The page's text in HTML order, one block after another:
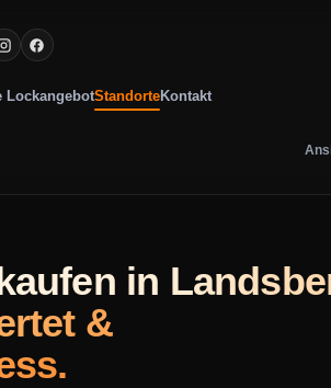
LockangebotStandorteKontakt
in
&